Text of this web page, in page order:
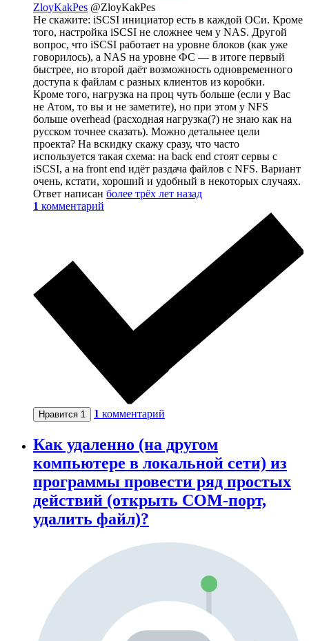
ZloyKakPes @ZloyKakPes
Не скажите: iSCSI инициатор есть в каждой ОСи. Кроме
того, настройка iSCSI не сложнее чем у NAS. Другой
вопрос, что iSCSI работает на уровне блоков (как уже
говорилось), а NAS на уровне ФС — в итоге первый
быстрее, но второй даёт возможность одновременного
доступа к файлам с разных клиентов из коробки.
Кроме того, нагрузка на проц чуть больше (если у Вас
не Атом, то вы и не заметите), но при этом у NFS
больше overhead (расходная нагрузка(?) не знаю как на
русском точнее сказать). Можно детальнее цели
проекта? На вскидку скажу сразу, что часто
используется такая схема: на back end стоят сервы с
iSCSI, а на front end идёт раздача файлов с NFS. Вариант
очень, кстати, хороший и удобный в некоторых случаях.
Ответ написан более трёх лет назад
1 комментарий
Нравится 1 1 комментарий
Как удаленно (на другом
компьютере в локальной сети) из
программы провести ряд простых
действий (открыть COM-порт,
удалить файл)?